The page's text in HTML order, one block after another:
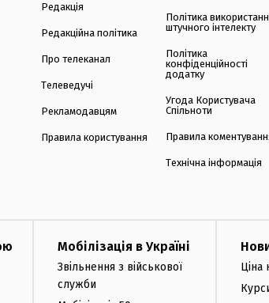
Редакція
Редакційна політика
Про телеканал
Телеведучі
Рекламодавцям
Правила користування
Політика
штучного інтелекту
Політика
конфіденційності
додатку
Угода Користувача
Спільноти
Правила
Технічна інформація
Мобілізація в Україні
Звільнення з військової
служби
Ціна